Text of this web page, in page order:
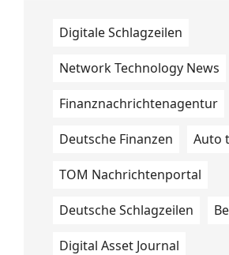
Digitale Schlagzeilen
Network Technology News
Finanznachrichtenagentur
Deutsche Finanzen Auto
TOM Nachrichtenportal
Deutsche Schlagzeilen
Digital Asset Journal